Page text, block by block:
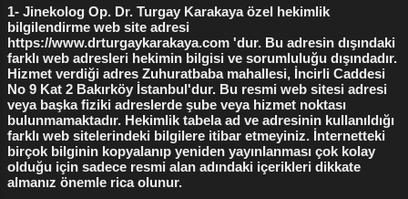
labioplasti fiyatları 3 lazerle vajina daraltma 3
vajina daraltma 3 vajina daraltma fiyatları
3
Genital Estetik
2 kürtaj nasıl yapılır 2
vakum kürtaj 2 çift kat flep yöntemi
2
Bakırköy Kızlık Zarı Dikimi 1 Bakırköy Labioplasti 1
Dikişsiz Labioplasti 1 Himenoplasti 1 Kalıcı Flep 1
Kızlık zarı bozulduktan sonra
1- Jinekolog Op. Dr. Turgay Karakaya özel hekimlik
bilgilendirme web site adresi
https://www.drturgaykarakaya.com 'dur. Bu adresin dışındaki
farklı web adresleri hekimin bilgisi ve sorumluluğu dışındadır.
Hizmet verdiği adres Zuhuratbaba mahallesi, İncirli Caddesi
No 9 Kat 2 Bakırköy İstanbul'dur. Bu resmi web sitesi adresi
veya başka fiziki adreslerde şube veya hizmet noktası
bulunmamaktadır. Hekimlik tabela ad ve adresinin kullanıldığı
farklı web sitelerindeki bilgilere itibar etmeyiniz. İnternetteki
birçok bilginin kopyalanıp yeniden yayınlanması çok kolay
olduğu için sadece resmi alan adındaki içerikleri dikkate
almanız önemle rica olunur.